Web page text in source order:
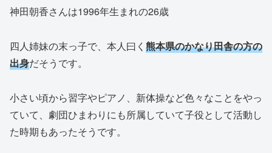
神田朝香さんは1996年生まれの26歳
四人姉妹の末っ子で、本人曰く 熊本県のかなり田舎の方の
出身だそうです。
小さい頃から習字やピアノ、新体操など色々なことをやっ
ていて、劇団ひまわりにも所属していて子役として活動し
た時期もあったそうです。